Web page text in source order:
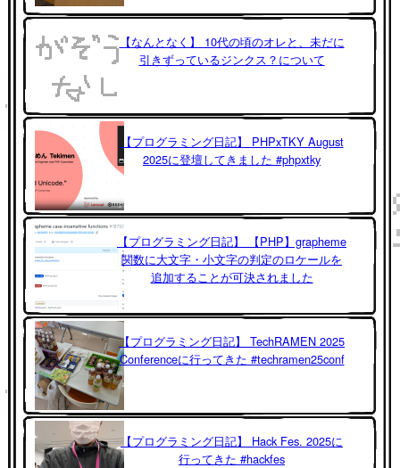
【なんとなく】 10代の頃のオレと、未だに
引きずっているジンクス？について
【プログラミング日記】 PHPxTKY August
2025に登壇してきました #phpxtky
【プログラミング日記】 【PHP】grapheme
関数に大文字・小文字の判定のロケールを
追加することが可決されました
【プログラミング日記】 TechRAMEN 2025
Conferenceに行ってきた #techramen25conf
【プログラミング日記】 Hack Fes. 2025に
行ってきた #hackfes